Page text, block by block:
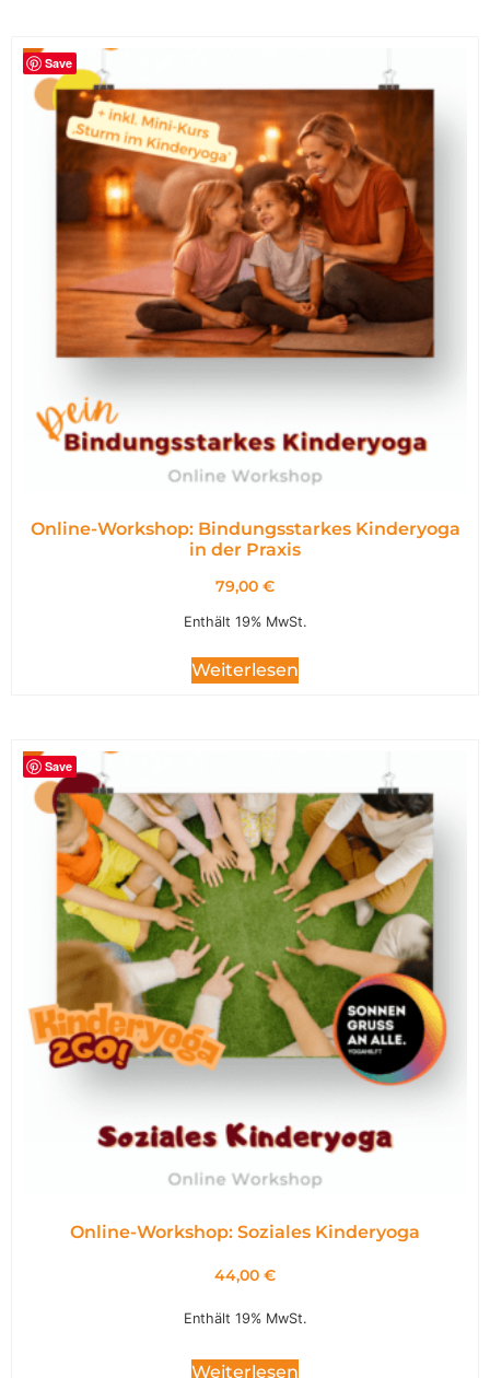
Save
Online-Workshop: Bindungsstarkes Kinderyoga
in der Praxis
79,00 €
Enthält 19% MwSt.
Weiterlesen
Save
Online-Workshop: Soziales Kinderyoga
44,00 €
Enthält 19% MwSt.
Weiterlesen